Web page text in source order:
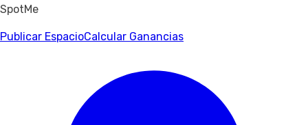
SpotMe
Publicar EspacioCalcular Ganancias